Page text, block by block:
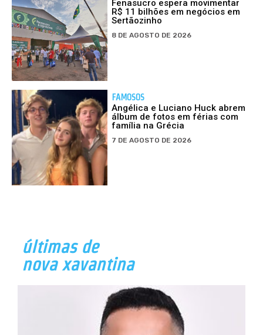
Fenasucro espera movimentar
R$ 11 bilhões em negócios em
Sertãozinho
8 DE AGOSTO DE 2026
FAMOSOS
Angélica e Luciano Huck abrem
álbum de fotos em férias com
família na Grécia
7 DE AGOSTO DE 2026
últimas de
nova xavantina